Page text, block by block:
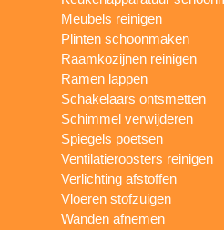
Meubels reinigen
Plinten schoonmaken
Raamkozijnen reinigen
Ramen lappen
Schakelaars ontsmetten
Schimmel verwijderen
Spiegels poetsen
Ventilatieroosters reinigen
Verlichting afstoffen
Vloeren stofzuigen
Wanden afnemen